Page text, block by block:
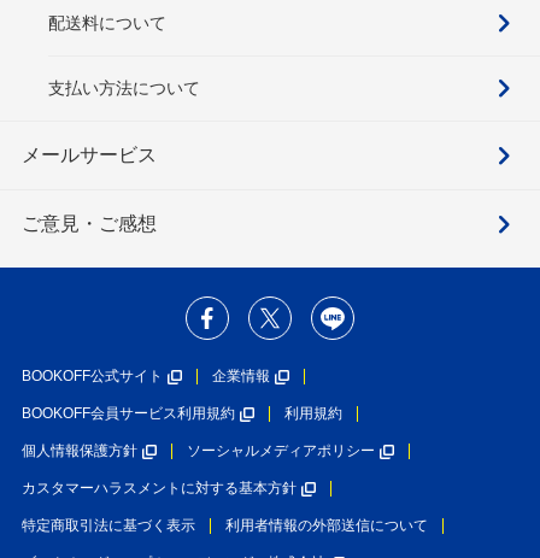
配送料について
支払い方法について
メールサービス
ご意見・ご感想
BOOKOFF公式サイト 企業情報
BOOKOFF会員サービス利用規約 利用規約
個人情報保護方針 ソーシャルメディアポリシー
カスタマーハラスメントに対する基本方針
特定商取引法に基づく表示 利用者情報の外部送信について